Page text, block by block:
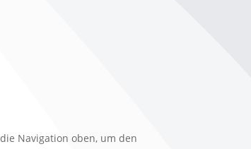
Navigation oben, um den